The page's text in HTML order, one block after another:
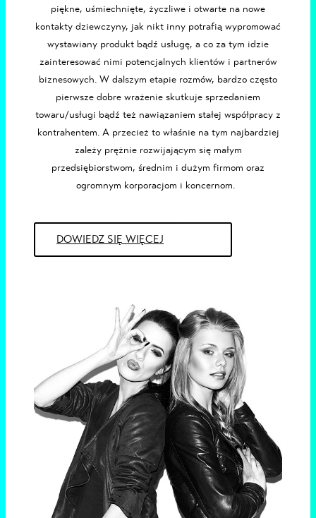
piękne, uśmiechnięte, życzliwe i otwarte na nowe
kontakty dziewczyny, jak nikt inny potrafią wypromować
wystawiany produkt bądź usługę, a co za tym idzie
zainteresować nimi potencjalnych klientów i partnerów
biznesowych. W dalszym etapie rozmów, bardzo często
pierwsze dobre wrażenie skutkuje sprzedaniem
towaru/usługi bądź też nawiązaniem stałej współpracy z
kontrahentem. A przecież to właśnie na tym najbardziej
zależy prężnie rozwijającym się małym
przedsiębiorstwom, średnim i dużym firmom oraz
ogromnym korporacjom i koncernom.
DOWIEDZ SIĘ WIĘCEJ